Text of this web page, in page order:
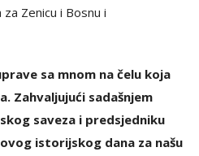
Zenicu i Bosnu i
sa mnom na čelu koja
Zahvaljujući sadašnjem
saveza i predsjedniku
istorijskog dana za našu